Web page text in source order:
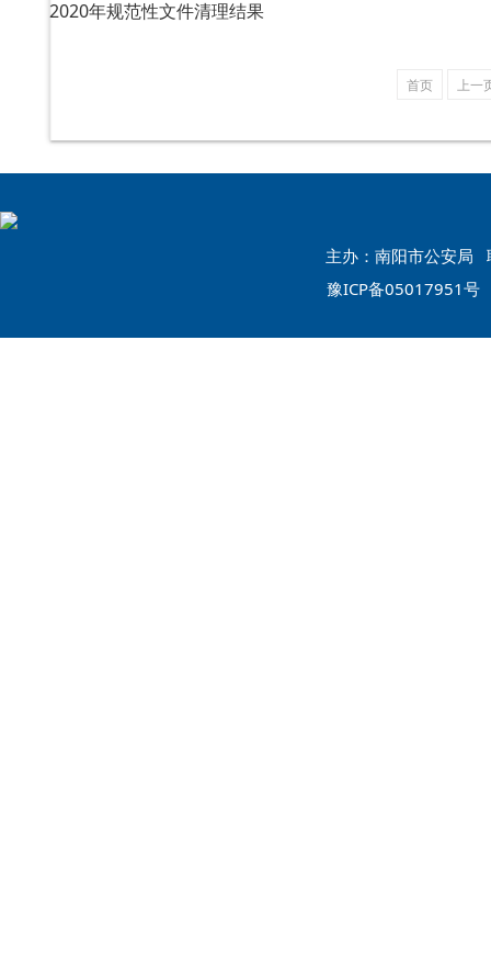
2020年规范性文件清理结果
首页 上一
主办：南阳市公安局
豫ICP备05017951号